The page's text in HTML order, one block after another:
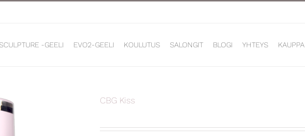
-GEELI EVO2-GEELI KOULUTUS SALONGIT BLOGI YHTEYS KAUPPA
CBG Kiss